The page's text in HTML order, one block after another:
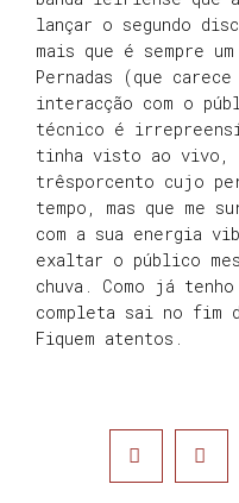
lançar o segundo
mais que é sempre
Pernadas (que carece
interacção com o
técnico é
tinha visto ao vivo,
trêsporcento cujo
tempo, mas que me
com a sua energia
exaltar o público
chuva. Como já
completa sai no fim
Fiquem atentos.